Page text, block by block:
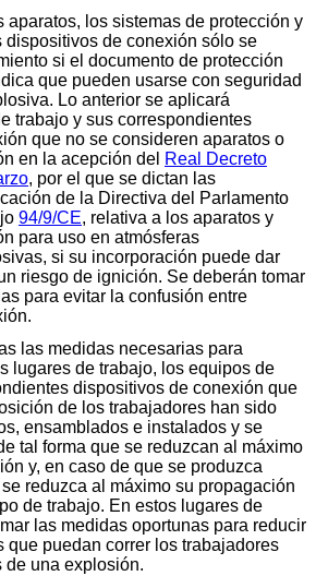
aparatos, los sistemas de protección y
dispositivos de conexión sólo se
si el documento de protección
que pueden usarse con seguridad
Lo anterior se aplicará
trabajo y sus correspondientes
que no se consideren aparatos o
en la acepción del Real Decreto
, por el que se dictan las
de la Directiva del Parlamento
94/9/CE, relativa a los aparatos y
para uso en atmósferas
si su incorporación puede dar
riesgo de ignición. Se deberán tomar
para evitar la confusión entre
las medidas necesarias para
lugares de trabajo, los equipos de
dispositivos de conexión que
de los trabajadores han sido
ensamblados e instalados y se
tal forma que se reduzcan al máximo
y, en caso de que se produzca
reduzca al máximo su propagación
de trabajo. En estos lugares de
las medidas oportunas para reducir
que puedan correr los trabajadores
de una explosión.